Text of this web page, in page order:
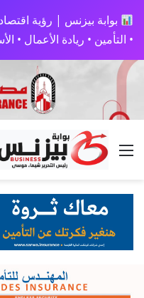
بوابة بيزنس | رؤية
• التأمين • ريادة الأعمال •
القائمة